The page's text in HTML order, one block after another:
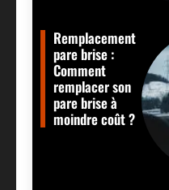
Remplacement
pare brise :
Comment
remplacer son
pare brise à
moindre coût ?